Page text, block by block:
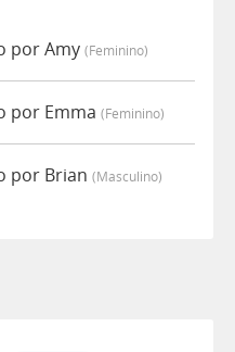
por Amy (feminino)
por Emma (feminino)
por Brian (masculino)